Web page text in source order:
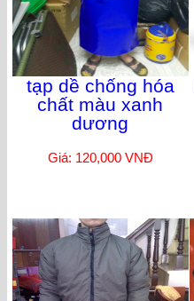
tạp dề chống hóa
chất màu xanh
dương
Giá: 120,000 VNĐ